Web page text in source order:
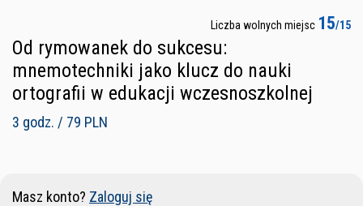
Liczba wolnych miejsc 15/15
Od rymowanek do sukcesu:
mnemotechniki jako klucz do nauki
ortografii w edukacji wczesnoszkolnej
3 godz. / 79 PLN
Masz konto? Zaloguj się